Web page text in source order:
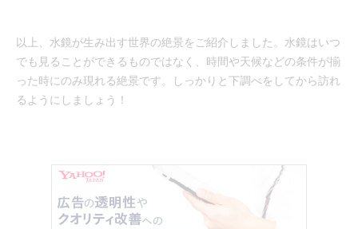
以上、水鏡が生み出す世界の絶景をご紹介しました。水鏡はいつ
でも見ることができるものではなく、時間や天候などの条件が揃
った時にのみ現れる絶景です。しっかりと下調べをしてから訪れ
るようにしましょう！